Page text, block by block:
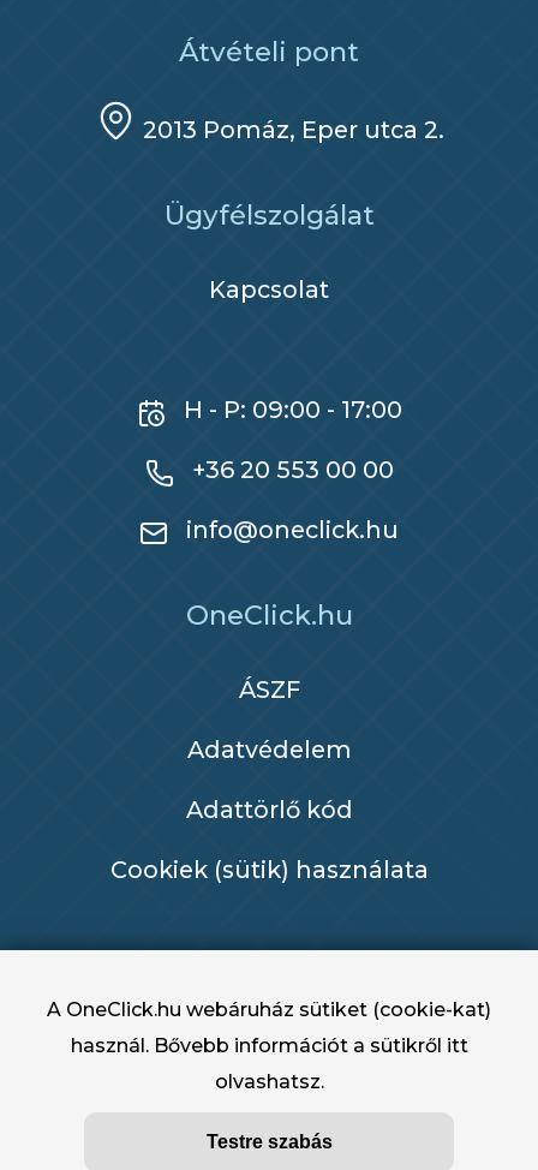
Átvételi pont
2013 Pomáz, Eper utca 2.
Ügyfélszolgálat
Kapcsolat
H - P: 09:00 - 17:00
+36 20 553 00 00
info@oneclick.hu
OneClick.hu
ÁSZF
Adatvédelem
Adattörlő kód
Cookiek (sütik) használata
OneClick.hu - OneClick Hungary Kft. 2022 -
A OneClick.hu webáruház sütiket (cookie-kat)
használ. Bővebb információt a sütikről itt
olvashatsz.
Testre szabás